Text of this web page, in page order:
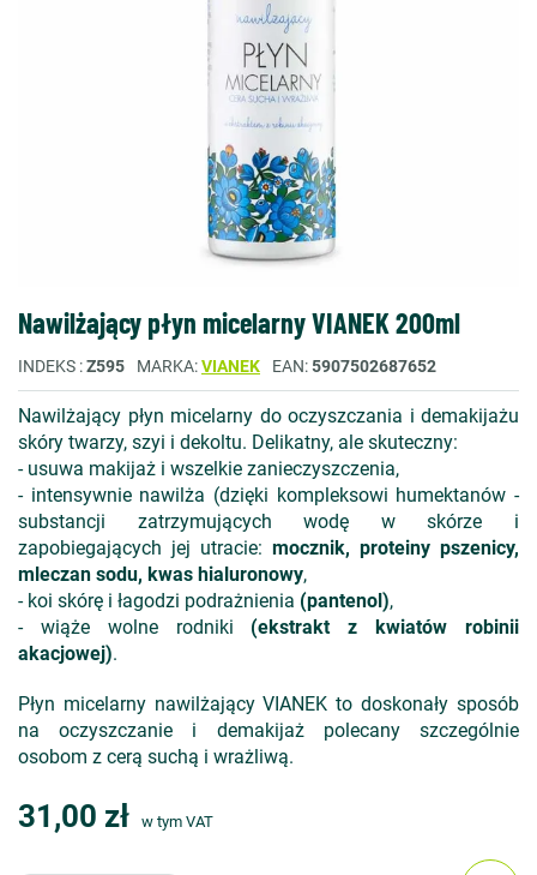
Nawilżający płyn micelarny VIANEK 200ml
INDEKS Z595 MARKA VIANEK EAN 5907502687652
Nawilżający płyn micelarny do oczyszczania i demakijażu
skóry twarzy, szyi i dekoltu. Delikatny, ale skuteczny:
- usuwa makijaż i wszelkie zanieczyszczenia,
- intensywnie nawilża (dzięki kompleksowi humektanów -
substancji zatrzymujących wodę w skórze i
zapobiegających jej utracie: mocznik, proteiny pszenicy,
mleczan sodu, kwas hialuronowy,
- koi skórę i łagodzi podrażnienia (pantenol),
- wiąże wolne rodniki (ekstrakt z kwiatów robinii
akacjowej).
Płyn micelarny nawilżający VIANEK to doskonały sposób
na oczyszczanie i demakijaż polecany szczególnie
osobom z cerą suchą i wrażliwą.
31,00 zł w tym VAT